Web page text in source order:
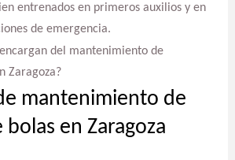
entrenados en primeros auxilios y en
de emergencia.
del mantenimiento de
Zaragoza?
mantenimiento de
en Zaragoza